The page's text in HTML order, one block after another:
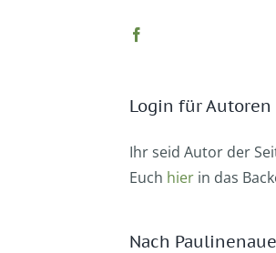
Login für Autoren
Ihr seid Autor der
Euch hier in das
Nach Paulinenaue